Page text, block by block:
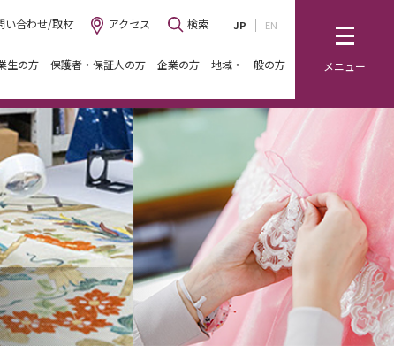
メニュー
検索 JP EN
い合わせ/取材 アクセス
生の方 保護者・保証人の方 企業の方 地域・一般の方